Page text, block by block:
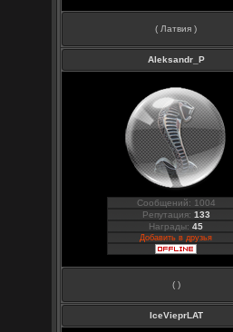
( Латвия )
Aleksandr_P
Сообщений: 1004
Репутация: 133
Награды:45
Добавить в друзья
( )
IceVieprLAT